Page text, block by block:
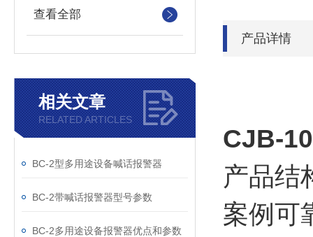
查看全部
相关文章
RELATED ARTICLES
BC-2型多用途设备喊话报警器
BC-2带喊话报警器型号参数
BC-2多用途设备报警器优点和参数
产品详情
CJB-
产品结
案例可